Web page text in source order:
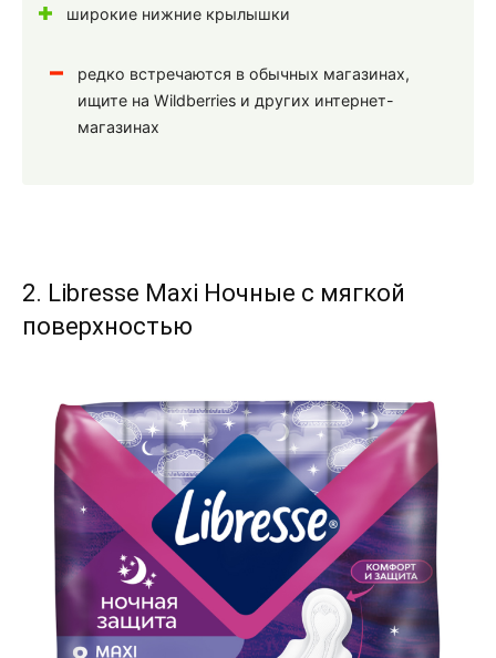
широкие нижние крылышки
редко встречаются в обычных магазинах,
ищите на Wildberries и других интернет-
магазинах
2. Libresse Maxi Ночные с мягкой
поверхностью